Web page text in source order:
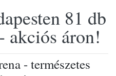
81 db
akciós áron!
- természetes